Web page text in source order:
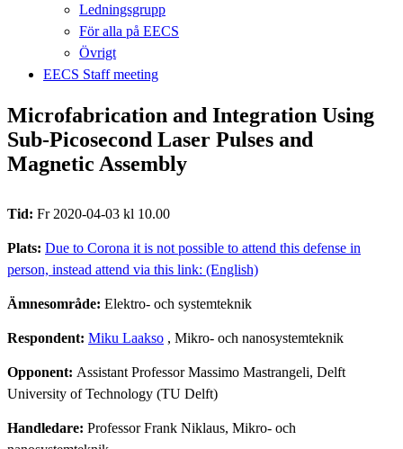
Ledningsgrupp
För alla på EECS
Övrigt
EECS Staff meeting
Microfabrication and Integration Using
Sub-Picosecond Laser Pulses and
Magnetic Assembly
Tid: Fr 2020-04-03 kl 10.00
Plats: Due to Corona it is not possible to attend this defense in
person, instead attend via this link: (English)
Ämnesområde: Elektro- och systemteknik
Respondent: Miku Laakso , Mikro- och nanosystemteknik
Opponent: Assistant Professor Massimo Mastrangeli, Delft
University of Technology (TU Delft)
Handledare: Professor Frank Niklaus, Mikro- och